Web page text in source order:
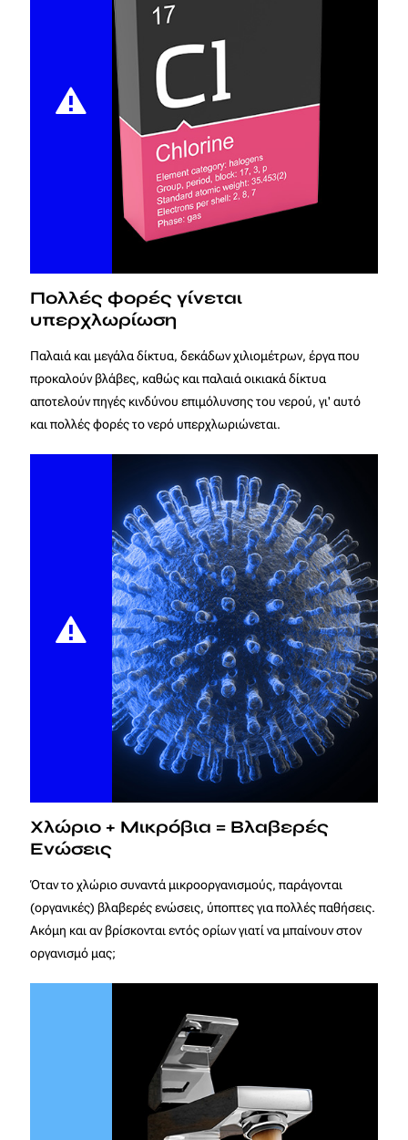
Πολλές φορές γίνεται
υπερχλωρίωση
Παλαιά και μεγάλα δίκτυα, δεκάδων χιλιομέτρων, έργα που
προκαλούν βλάβες, καθώς και παλαιά οικιακά δίκτυα
αποτελούν πηγές κινδύνου επιμόλυνσης του νερού, γι' αυτό
και πολλές φορές το νερό υπερχλωριώνεται.
Χλώριο + Μικρόβια = Βλαβερές
Ενώσεις
Όταν το χλώριο συναντά μικροοργανισμούς, παράγονται
(οργανικές) βλαβερές ενώσεις, ύποπτες για πολλές παθήσεις.
Ακόμη και αν βρίσκονται εντός ορίων γιατί να μπαίνουν στον
οργανισμό μας;